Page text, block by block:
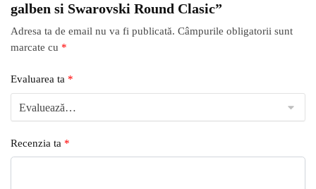
galben si Swarovski Round Clasic”
Adresa ta de email nu va fi publicată. Câmpurile obligatorii sunt
marcate cu *
Evaluarea ta *
Recenzia ta *